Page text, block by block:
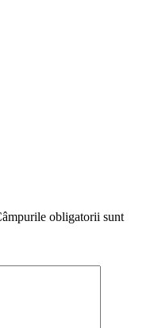
obligatorii sunt